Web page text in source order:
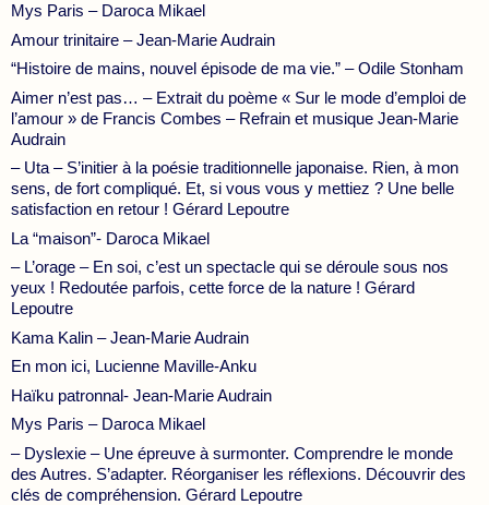
Mys Paris – Daroca Mikael
Amour trinitaire – Jean-Marie Audrain
“Histoire de mains, nouvel épisode de ma vie.” – Odile Stonham
Aimer n’est pas… – Extrait du poème « Sur le mode d’emploi de
l’amour » de Francis Combes – Refrain et musique Jean-Marie
Audrain
– Uta – S’initier à la poésie traditionnelle japonaise. Rien, à mon
sens, de fort compliqué. Et, si vous vous y mettiez ? Une belle
satisfaction en retour ! Gérard Lepoutre
La “maison”- Daroca Mikael
– L’orage – En soi, c’est un spectacle qui se déroule sous nos
yeux ! Redoutée parfois, cette force de la nature ! Gérard
Lepoutre
Kama Kalin – Jean-Marie Audrain
En mon ici, Lucienne Maville-Anku
Haïku patronnal- Jean-Marie Audrain
Mys Paris – Daroca Mikael
– Dyslexie – Une épreuve à surmonter. Comprendre le monde
des Autres. S’adapter. Réorganiser les réflexions. Découvrir des
clés de compréhension. Gérard Lepoutre